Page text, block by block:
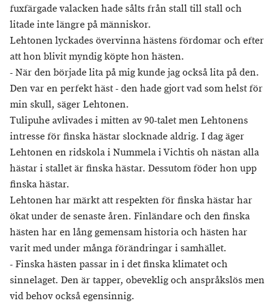
fuxfärgade valacken hade sålts från stall till stall och
litade inte längre på människor.
Lehtonen lyckades övervinna hästens fördomar och efter
att hon blivit myndig köpte hon hästen.
- När den började lita på mig kunde jag också lita på den.
Den var en perfekt häst - den hade gjort vad som helst för
min skull, säger Lehtonen.
Tulipuhe avlivades i mitten av 90-talet men Lehtonens
intresse för finska hästar slocknade aldrig. I dag äger
Lehtonen en ridskola i Nummela i Vichtis oh nästan alla
hästar i stallet är finska hästar. Dessutom föder hon upp
finska hästar.
Lehtonen har märkt att respekten för finska hästar har
ökat under de senaste åren. Finländare och den finska
hästen har en lång gemensam historia och hästen har
varit med under många förändringar i samhället.
- Finska hästen passar in i det finska klimatet och
sinnelaget. Den är tapper, obeveklig och anspråkslös men
vid behov också egensinnig.